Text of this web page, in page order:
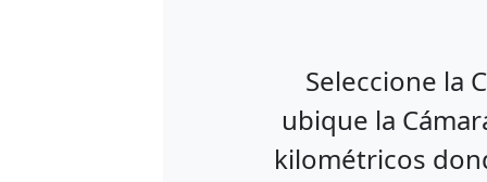
Seleccione la
ubique la
kilométricos